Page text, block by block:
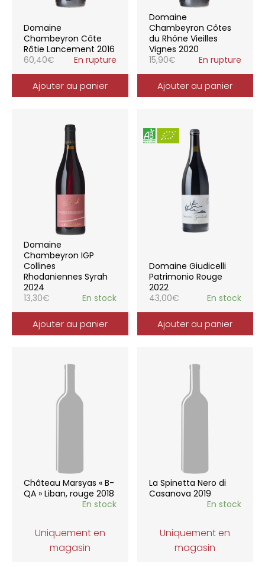
Domaine
Chambeyron Côte
Rôtie Lancement 2016
60,40€ En rupture
Ajouter au panier
Domaine
Chambeyron Côtes
du Rhône Vieilles
Vignes 2020
15,90€ En rupture
Ajouter au panier
Domaine
Chambeyron IGP
Collines
Rhodaniennes Syrah
2024
13,30€ En stock
Ajouter au panier
Domaine Giudicelli
Patrimonio Rouge
2022
43,00€ En stock
Ajouter au panier
Château Marsyas « B-
QA » Liban, rouge 2018
En stock
Uniquement en
magasin
La Spinetta Nero di
Casanova 2019
En stock
Uniquement en
magasin